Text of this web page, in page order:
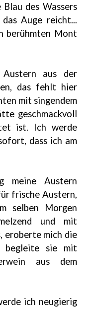
des Wassers
Auge reicht...
berühmten Mont
Austern aus der
das fehlt hier
mit singendem
geschmackvoll
ist. Ich werde
dass ich am
meine Austern
frische Austern,
selben Morgen
und mit
eroberte mich die
begleite sie mit
aus dem
ich neugierig